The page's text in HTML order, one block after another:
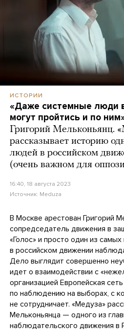
ИСТОРИИ
«Даже системные люди
могут пройтись и по
Григорий Мельконьянц.
рассказывает историю
людей в российском
(очень важном для
16:40, 18 августа 2023
Источник: Meduza
В Москве арестован Григорий
сопредседатель движения в
«Голос» и просто один из
в российском движении
Дело выглядит совершенно
идет о взаимодействии с
организацией Европейская
по наблюдению на выборах, с
не сотрудничает. «Медуза»
Мельконьянца — одного из
наблюдательского движения в